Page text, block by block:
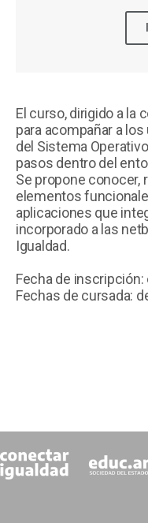
El curso, dirigido a la
para acompañar a
del Sistema
pasos dentro del
Se propone conocer,
elementos
aplicaciones que
incorporado a las
Igualdad.
Fecha de
Fechas de cursada: